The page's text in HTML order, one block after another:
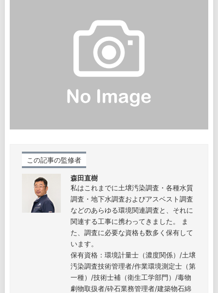
森田直樹
私はこれまでに土壌汚染調査・各種水質
調査・地下水調査およびアスベスト調査
などのあらゆる環境関連調査と、それに
関連する工事に携わってきました。 ま
た、調査に必要な資格も数多く保有して
います。
保有資格：環境計量士（濃度関係）/土壌
汚染調査技術管理者/作業環境測定士（第
一種）/技術士補（衛生工学部門）/毒物
劇物取扱者/砕石業務管理者/建築物石綿